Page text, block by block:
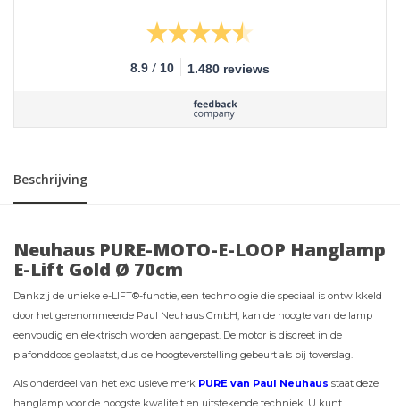
8.9 / 10 1.480 reviews
Beschrijving
Neuhaus PURE-MOTO-E-LOOP Hanglamp
E-Lift Gold Ø 70cm
Dankzij de unieke e-LIFT®-functie, een technologie die speciaal is ontwikkeld
door het gerenommeerde Paul Neuhaus GmbH, kan de hoogte van de lamp
eenvoudig en elektrisch worden aangepast. De motor is discreet in de
plafonddoos geplaatst, dus de hoogteverstelling gebeurt als bij toverslag.
Als onderdeel van het exclusieve merk PURE van Paul Neuhaus staat deze
hanglamp voor de hoogste kwaliteit en uitstekende techniek. U kunt